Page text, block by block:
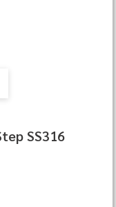
SS316